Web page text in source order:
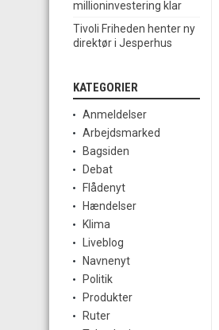
millioninvestering klar
Tivoli Friheden henter ny
direktør i Jesperhus
KATEGORIER
Anmeldelser
Arbejdsmarked
Bagsiden
Debat
Flådenyt
Hændelser
Klima
Liveblog
Navnenyt
Politik
Produkter
Ruter